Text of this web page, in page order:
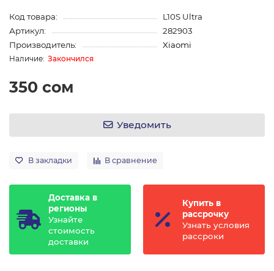
Код товара:
L10S Ultra
Артикул:
282903
Производитель:
Xiaomi
Закончился
350 сом
Уведомить
В закладки В сравнение
Доставка в
регионы
Узнайте
стоимость
доставки
Купить в
рассрочку
Узнать условия
рассроки